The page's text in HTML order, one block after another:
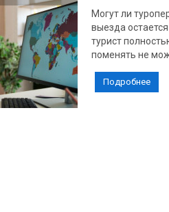
Могут ли
выезда
турист
поменять не
Подробнее